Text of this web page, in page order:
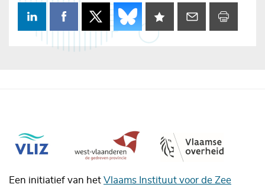
Een initiatief van het Vlaams Instituut voor de Zee